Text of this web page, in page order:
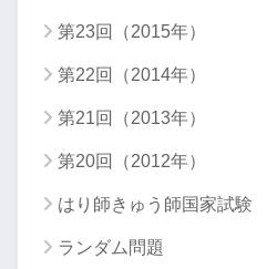
第23回（2015年）
第22回（2014年）
第21回（2013年）
第20回（2012年）
はり師きゅう師国家試験
ランダム問題